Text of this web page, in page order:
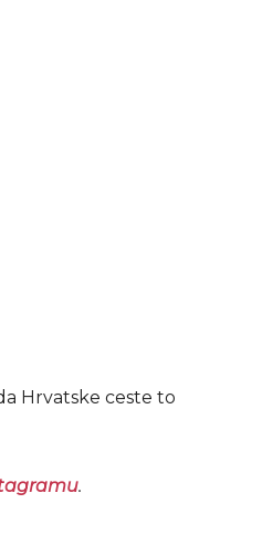
Hrvatske ceste to
.